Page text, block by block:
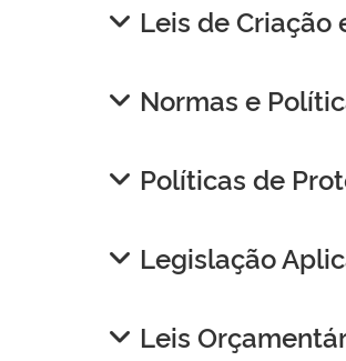
Leis de Criação
Normas e
Políticas de
Legislação
Leis